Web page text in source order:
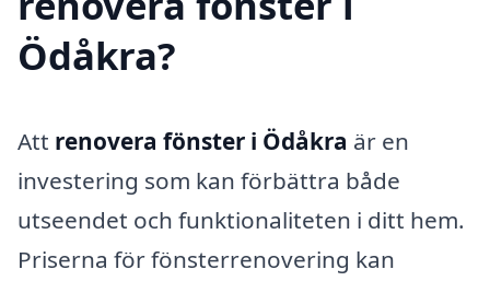
Ödåkra?
Att renovera fönster i Ödåkra är en
investering som kan förbättra både
utseendet och funktionaliteten i ditt hem.
Priserna för fönsterrenovering kan